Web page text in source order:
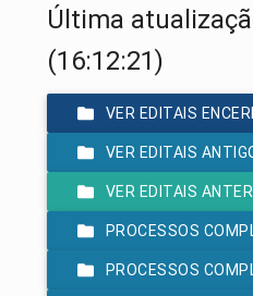
Última
(16:12:21)
VER EDITAIS
VER EDITAIS
VER EDITAIS
PROCESSOS
PROCESSOS